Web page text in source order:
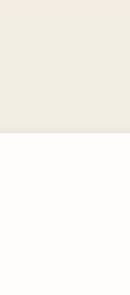
Rector Letters